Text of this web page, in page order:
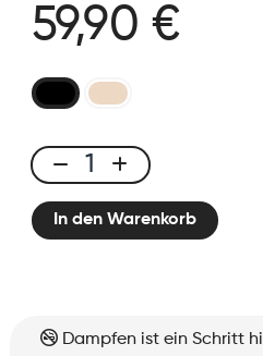
59,90 €
X-
Bar
FilterIn den Warenkorb
Dampfen ist ein Schritt